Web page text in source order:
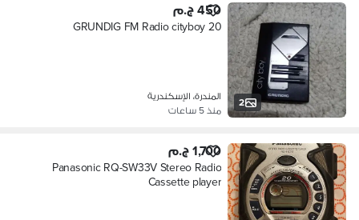
2
450 ج.م
GRUNDIG FM Radio cityboy 20
المندرة، الإسكندرية
منذ 5 ساعات
1,700 ج.م
Panasonic RQ-SW33V Stereo Radio
Cassette player